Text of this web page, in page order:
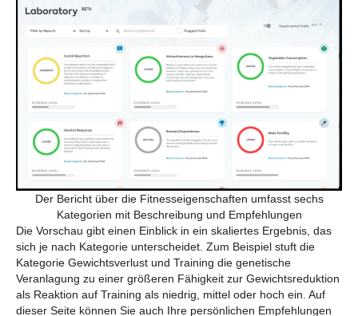
Der Bericht über die Fitnesseigenschaften umfasst sechs
Kategorien mit Beschreibung und Empfehlungen
Die Vorschau gibt einen Einblick in ein skaliertes Ergebnis, das
sich je nach Kategorie unterscheidet. Zum Beispiel stuft die
Kategorie Gewichtsverlust und Training die genetische
Veranlagung zu einer größeren Fähigkeit zur Gewichtsreduktion
als Reaktion auf Training als niedrig, mittel oder hoch ein. Auf
dieser Seite können Sie auch Ihre persönlichen Empfehlungen